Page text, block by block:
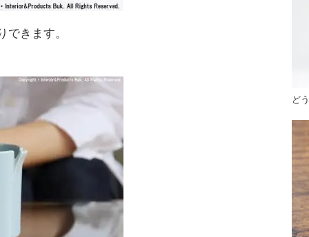
きます。
ど